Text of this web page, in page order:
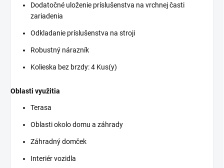
Dodatočné uloženie príslušenstva na vrchnej časti
zariadenia
Odkladanie príslušenstva na stroji
Robustný nárazník
Kolieska bez brzdy: 4 Kus(y)
Oblasti využitia
Terasa
Oblasti okolo domu a záhrady
Záhradný domček
Interiér vozidla